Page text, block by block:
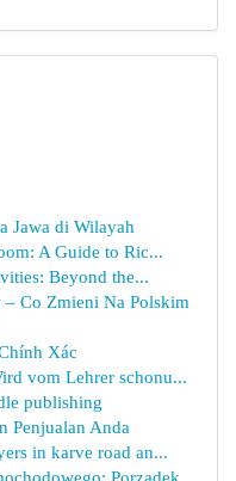
Jawa di Wilayah
A Guide to Ric...
Beyond the...
Co Zmieni Na Polskim
Xác
vom Lehrer schonu...
publishing
Penjualan Anda
in karve road an...